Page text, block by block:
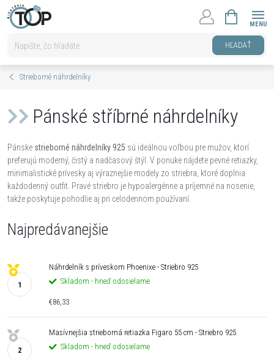
Prejsť
na
HĽADAŤ
KOŠÍK
Strieborné náhrdelníky
Pánské stříbrné náhrdelníky
Pánske strieborné náhrdelníky 925 sú ideálnou voľbou pre mužov, ktorí
preferujú moderný, čistý a nadčasový štýl. V ponuke nájdete pevné retiazky,
minimalistické prívesky aj výraznejšie modely zo striebra, ktoré doplnia
každodenný outfit. Pravé striebro je hypoalergénne a príjemné na nosenie,
takže poskytuje pohodlie aj pri celodennom používaní.
Najpredávanejšie
Náhrdelník s príveskom Phoenixe - Striebro 925
Skladom - hneď odosielame
€86,33
Masívnejšia strieborná retiazka Figaro 55 cm - Striebro 925
Skladom - hneď odosielame